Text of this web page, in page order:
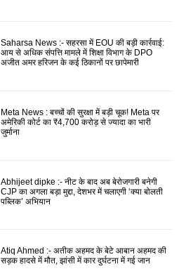
Saharsa News :- सहरसा में EOU की बड़ी कार्रवाई:
आय से अधिक संपत्ति मामले में शिक्षा विभाग के DPO
अजीत अमर हरिजन के कई ठिकानों पर छापेमारी
Meta News : बच्चों की सुरक्षा में बड़ी चूक! Meta पर
अमेरिकी कोर्ट का ₹4,700 करोड़ से ज्यादा का भारी
जुर्माना
Abhijeet dipke :- नीट के बाद अब बेरोजगारी बनेगी
CJP का अगला बड़ा मुद्दा, देशभर में चलाएगी ‘क्या बोलती
पब्लिक’ अभियान
Atiq Ahmed :- अतीक अहमद के बेटे आबान अहमद की
सड़क हादसे में मौत, झांसी में कार दुर्घटना में गई जान